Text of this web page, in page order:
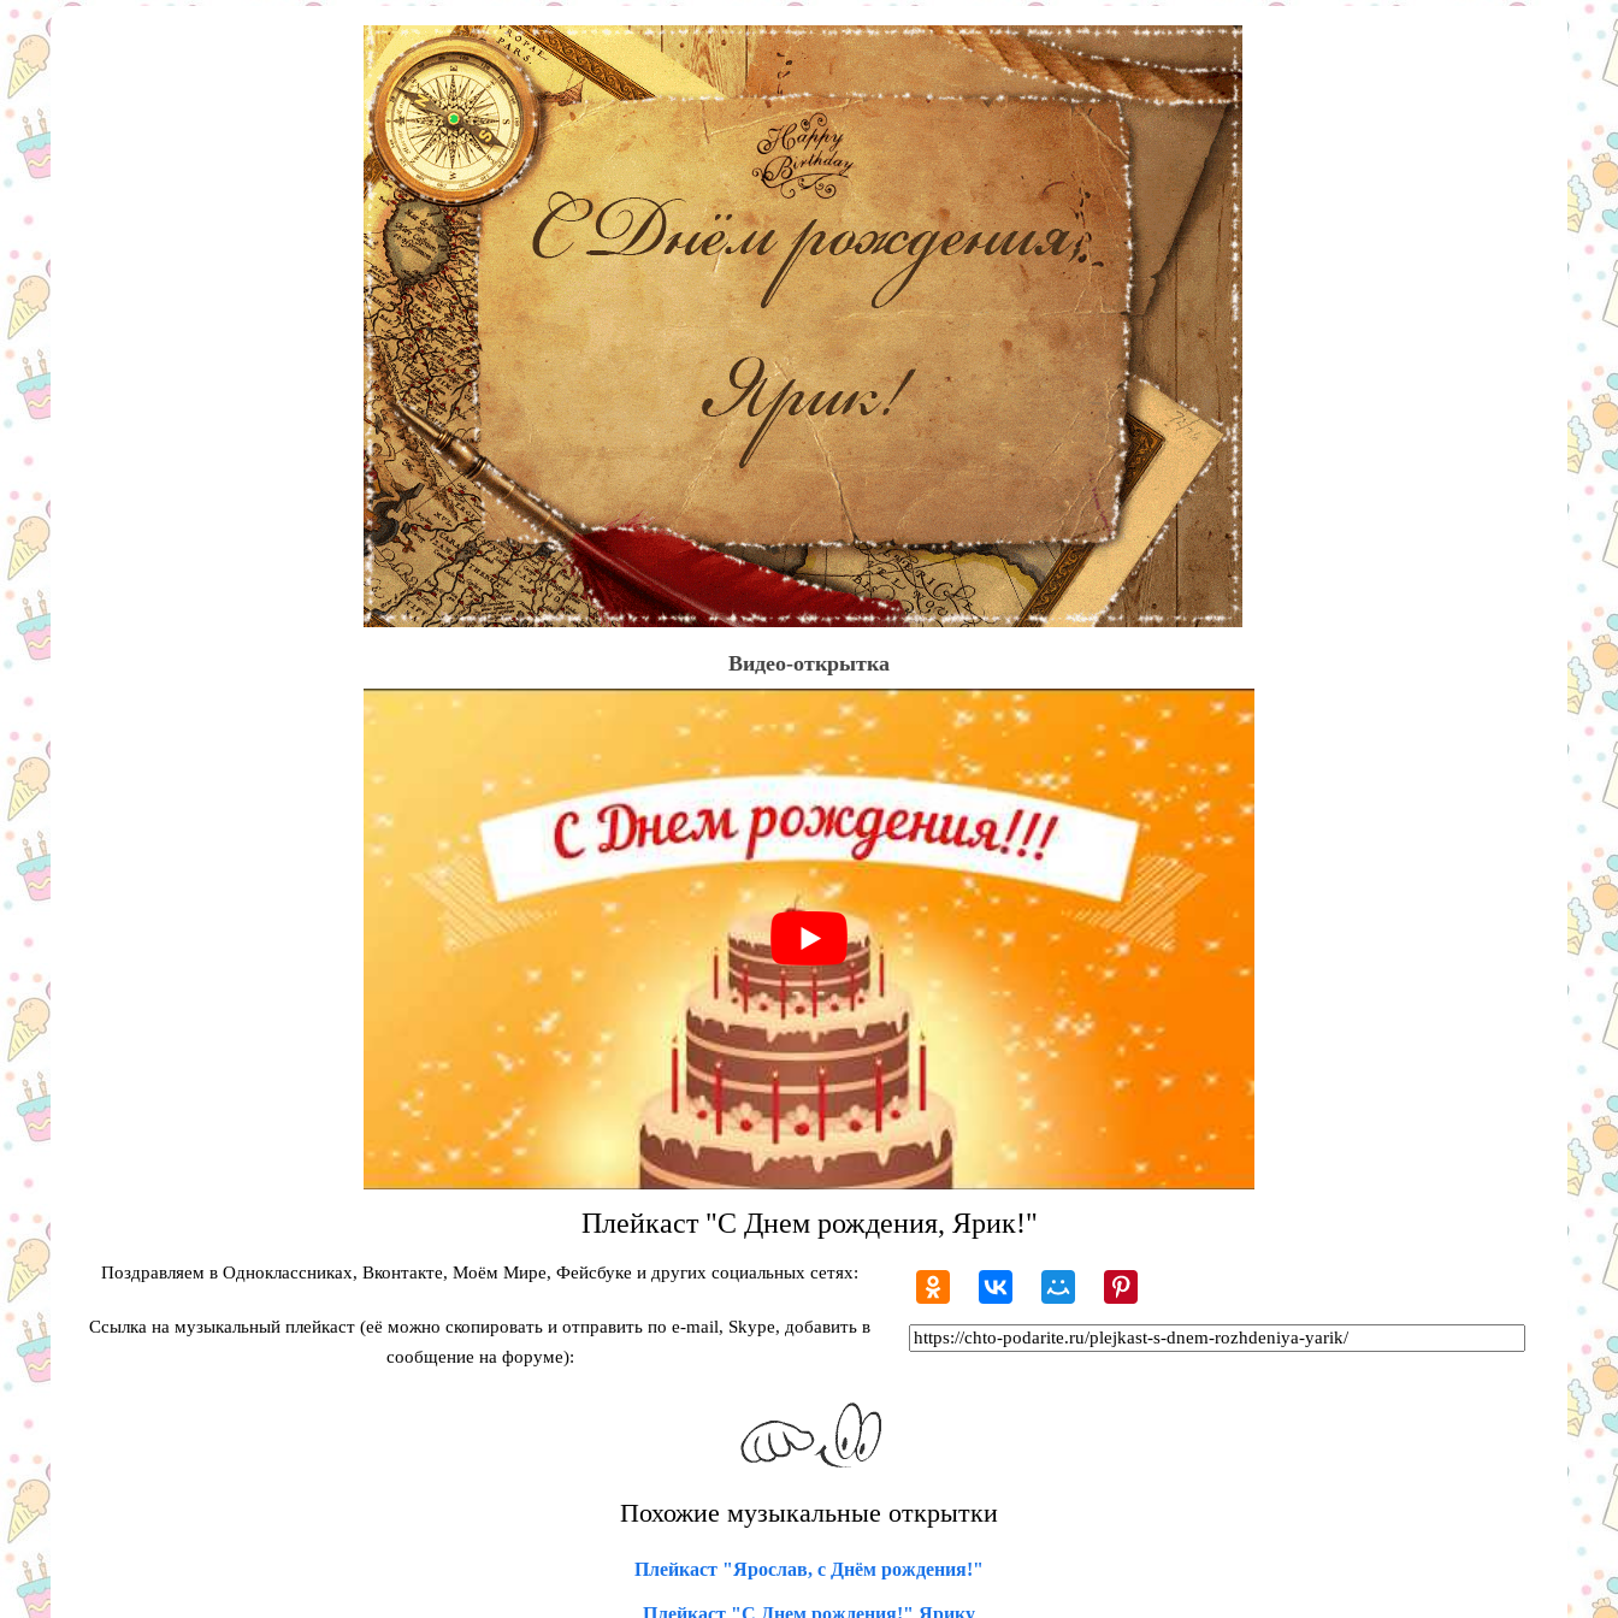
Видео-открытка
Плейкаст "С Днем рождения, Ярик!"
Поздравляем в Одноклассниках, Вконтакте, Моём Мире, Фейсбуке и других социальных сетях:
Ссылка на музыкальный плейкаст (её можно скопировать и отправить по e-mail, Skype, добавить в
сообщение на форуме):
Похожие музыкальные открытки
Плейкаст "Ярослав, с Днём рождения!"